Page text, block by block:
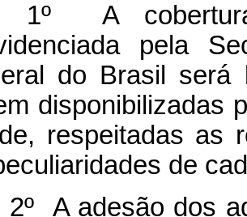
1º A
pela
do Brasil será
disponibilizadas
respeitadas as
de
2º A adesão dos